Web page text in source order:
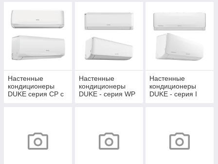
Настенные
кондиционеры
DUKE серия CP с
Настенные
кондиционеры
DUKE - серия WP
Настенные
кондиционеры
DUKE - серия I